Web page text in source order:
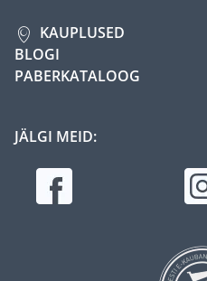
KAUPLUSED
BLOGI
PABERKATALOOG
JÄLGI MEID: